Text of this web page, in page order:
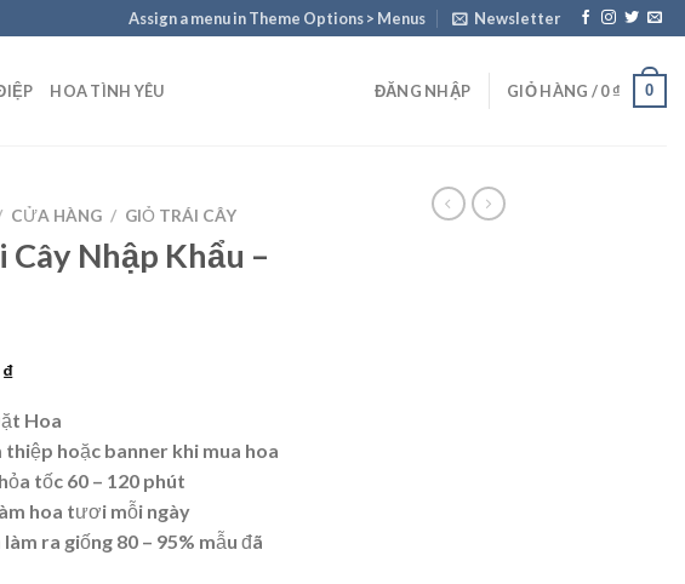
Assign a menu in Theme Options > Menus Newsletter
HOA TÌNH YÊU ĐĂNG NHẬP GIỎ HÀNG /0₫ 0
CỬA HÀNG / GIỎ TRÁI CÂY
Cây Nhập Khẩu –
₫
Hoa
thiệp hoặc banner khi mua hoa
tốc 60 – 120 phút
hoa tươi mỗi ngày
làm ra giống 80 – 95% mẫu đã